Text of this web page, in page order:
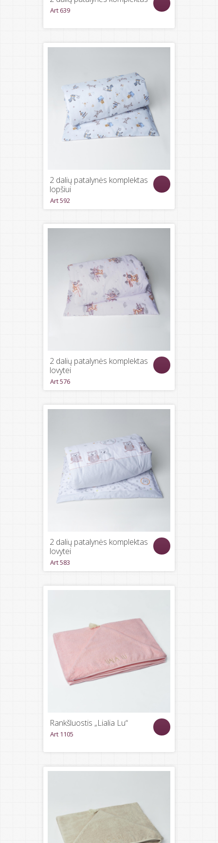
Art 639
2 dalių patalynės komplektas
lopšiui
Art 592
2 dalių patalynės komplektas
lovytei
Art 576
2 dalių patalynės komplektas
lovytei
Art 583
Rankšluostis „Lialia Lu“
Art 1105